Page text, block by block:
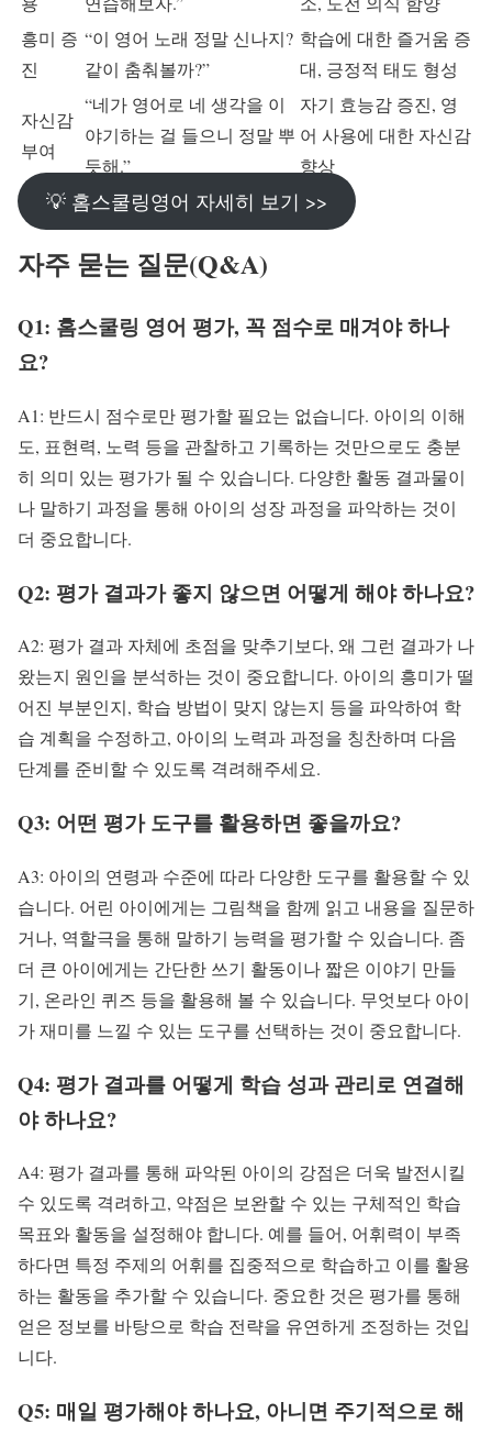
흥미 증
진
“이 영어 노래 정말 신나지?
같이 춤춰볼까?”
학습에 대한 즐거움 증
대, 긍정적 태도 형성
자신감
부여
“네가 영어로 네 생각을 이
야기하는 걸 들으니 정말 뿌
듯해.”
자기 효능감 증진, 영
어 사용에 대한 자신감
향상
💡 홈스쿨링영어 자세히 보기 >>
자주 묻는 질문(Q&A)
Q1: 홈스쿨링 영어 평가, 꼭 점수로 매겨야 하나
요?
A1: 반드시 점수로만 평가할 필요는 없습니다. 아이의 이해
도, 표현력, 노력 등을 관찰하고 기록하는 것만으로도 충분
히 의미 있는 평가가 될 수 있습니다. 다양한 활동 결과물이
나 말하기 과정을 통해 아이의 성장 과정을 파악하는 것이
더 중요합니다.
Q2: 평가 결과가 좋지 않으면 어떻게 해야 하나요?
A2: 평가 결과 자체에 초점을 맞추기보다, 왜 그런 결과가 나
왔는지 원인을 분석하는 것이 중요합니다. 아이의 흥미가 떨
어진 부분인지, 학습 방법이 맞지 않는지 등을 파악하여 학
습 계획을 수정하고, 아이의 노력과 과정을 칭찬하며 다음
단계를 준비할 수 있도록 격려해주세요.
Q3: 어떤 평가 도구를 활용하면 좋을까요?
A3: 아이의 연령과 수준에 따라 다양한 도구를 활용할 수 있
습니다. 어린 아이에게는 그림책을 함께 읽고 내용을 질문하
거나, 역할극을 통해 말하기 능력을 평가할 수 있습니다. 좀
더 큰 아이에게는 간단한 쓰기 활동이나 짧은 이야기 만들
기, 온라인 퀴즈 등을 활용해 볼 수 있습니다. 무엇보다 아이
가 재미를 느낄 수 있는 도구를 선택하는 것이 중요합니다.
Q4: 평가 결과를 어떻게 학습 성과 관리로 연결해
야 하나요?
A4: 평가 결과를 통해 파악된 아이의 강점은 더욱 발전시킬
수 있도록 격려하고, 약점은 보완할 수 있는 구체적인 학습
목표와 활동을 설정해야 합니다. 예를 들어, 어휘력이 부족
하다면 특정 주제의 어휘를 집중적으로 학습하고 이를 활용
하는 활동을 추가할 수 있습니다. 중요한 것은 평가를 통해
얻은 정보를 바탕으로 학습 전략을 유연하게 조정하는 것입
니다.
Q5: 매일 평가해야 하나요, 아니면 주기적으로 해